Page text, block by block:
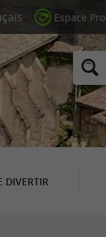
Espace Pro
DIVERTIR